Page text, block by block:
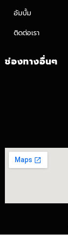
อัมบั้ม
ติดต่อเรา
ช่องทางอื่นๆ